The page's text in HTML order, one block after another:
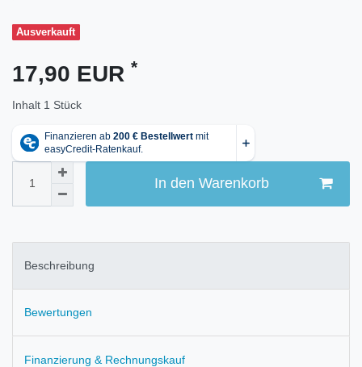
Ausverkauft
17,90 EUR *
Inhalt 1 Stück
In den Warenkorb
Beschreibung
Bewertungen
Finanzierung & Rechnungskauf